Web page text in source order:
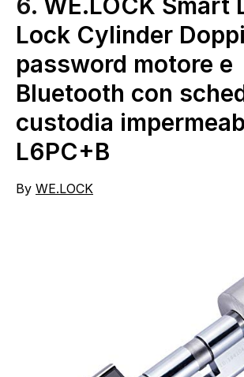
6. WE.LOCK Smart
Lock Cylinder
password motore e
Bluetooth con
custodia
L6PC+B
By WE.LOCK